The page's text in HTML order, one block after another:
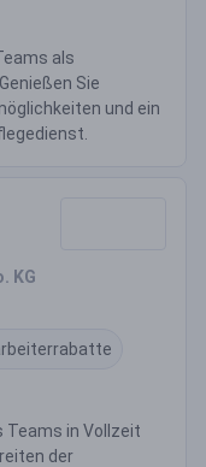
als
Sie
und ein
KG
in Vollzeit
der